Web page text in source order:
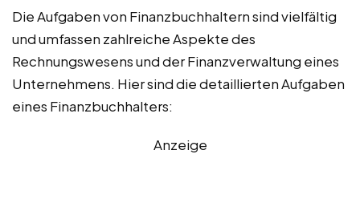
Die Aufgaben von Finanzbuchhaltern sind vielfältig
und umfassen zahlreiche Aspekte des
Rechnungswesens und der Finanzverwaltung eines
Unternehmens. Hier sind die detaillierten Aufgaben
eines Finanzbuchhalters:
Anzeige